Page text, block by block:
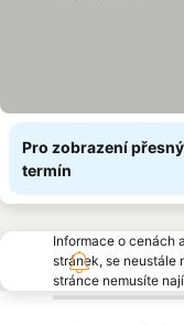
Pro zobrazení
termín
Informace o cenách
stránek, se neustále
stránce nemusíte